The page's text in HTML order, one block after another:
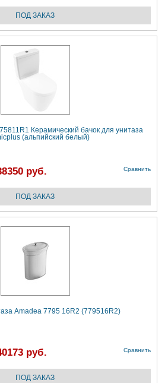
Керамический бачок для унитаза
(альпийский белый)
руб. Сравнить
Amadea 7795 16R2 (779516R2)
руб. Сравнить